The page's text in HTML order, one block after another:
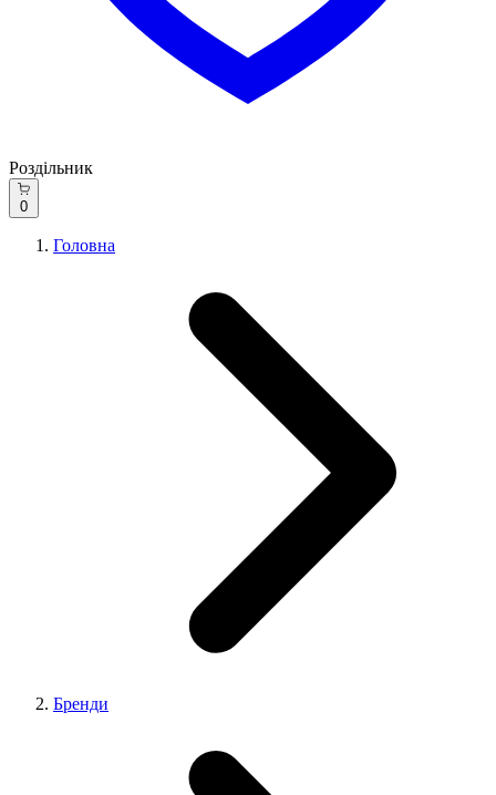
Роздільник
0
Головна
Бренди